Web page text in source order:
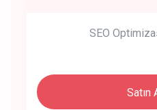
SEO
Satın